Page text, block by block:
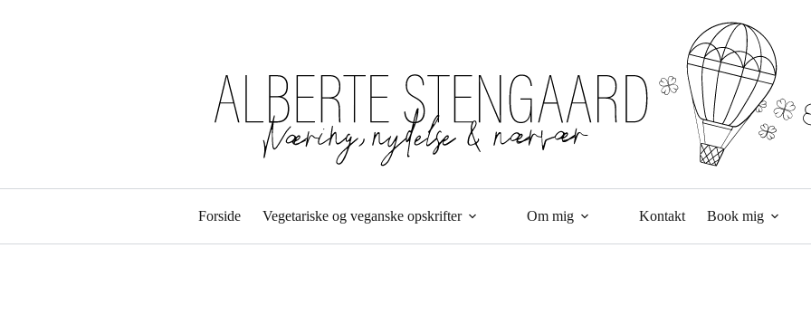
Forside Vegetariske og veganske opskrifter Om mig Kontakt Book mig